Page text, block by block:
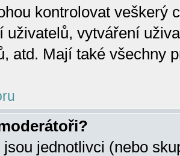
kontrolovat veškerý
uživatelů, vytváření
atd. Mají také všechny
jsou jednotlivci (nebo